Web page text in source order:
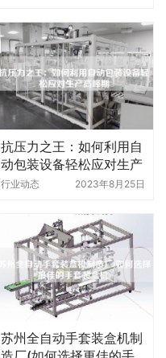
抗压力之王：如何利用自
动包装设备轻松应对生产
高峰期
行业动态 2023年8月25日
苏州全自动手套装盒机制